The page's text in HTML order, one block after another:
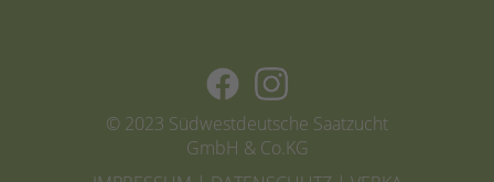
© 2023 Südwestdeutsche Saatzucht
GmbH & Co.KG